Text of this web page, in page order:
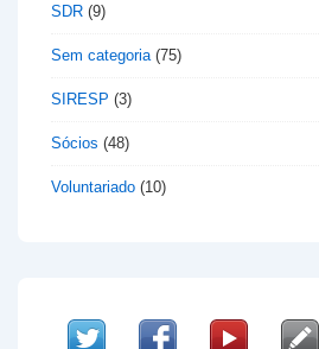
SDR (9)
Sem categoria (75)
SIRESP (3)
Sócios (48)
Voluntariado (10)